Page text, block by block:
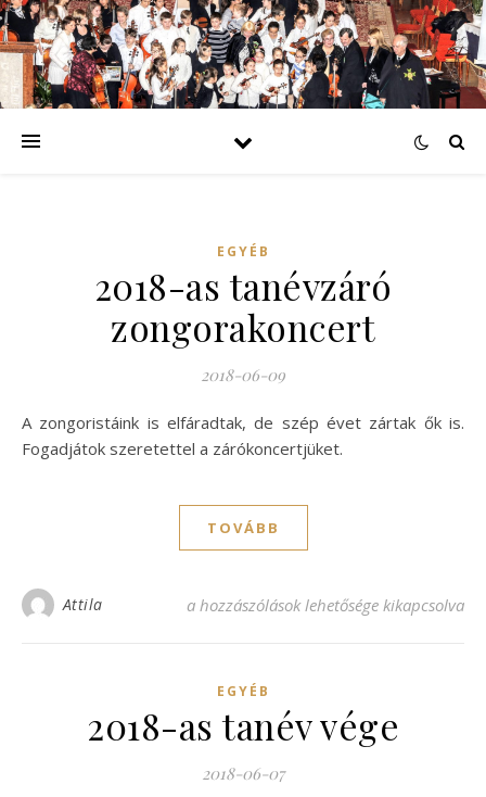
EGYÉB
2018-as tanévzáró
zongorakoncert
2018-06-09
A zongoristáink is elfáradtak, de szép évet zártak ők is.
Fogadjátok szeretettel a zárókoncertjüket.
TOVÁBB
Attila 2018-as tanévzáró zongorakoncert
a hozzászólások lehetősége kikapcsolva
EGYÉB
2018-as tanév vége
2018-06-07